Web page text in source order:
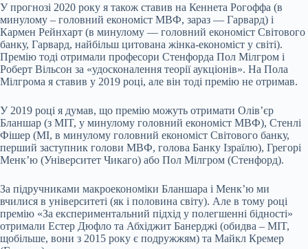
У прогнозі 2020 року я також ставив на Кеннета Рогоффа (в
минулому – головний економіст МВФ, зараз — Гарвард) і
Кармен Рейнхарт (в минулому — головний економіст Світового
банку, Гарвард, найбільш цитована жінка-економіст у світі).
Премію тоді отримали професори Стенфорда Пол Мілгром і
Роберт Вільсон за «удосконалення теорії аукціонів». На Пола
Мілгрома я ставив у 2019 році, але він тоді премію не отримав.
У 2019 році я думав, що премію можуть отримати Олівʼєр
Бланшар (з MIT, у минулому головний економіст МВФ), Стенлі
Фішер (MI, в минулому головний економіст Світового банку,
перший заступник голови МВФ, голова Банку Ізраїлю), Грегорі
Менк’ю (Університет Чикаго) або Пол Мілгром (Стенфорд).
За підручниками макроекономіки Бланшара і Менк’ю ми
вчилися в університеті (як і половина світу). Але в тому році
премію «За експериментальний підхід у полегшенні бідності»
отримали Естер Дюфло та Абхіджит Банерджі (обидва – MIT,
щобільше, вони з 2015 року є подружжям) та Майкл Кремер